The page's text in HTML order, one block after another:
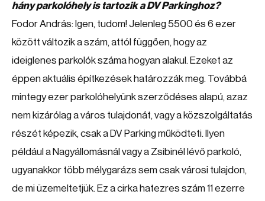
hány parkolóhely is tartozik a DV Parkinghoz?
Fodor András: Igen, tudom! Jelenleg 5500 és 6 ezer
között változik a szám, attól függően, hogy az
ideiglenes parkolók száma hogyan alakul. Ezeket az
éppen aktuális építkezések határozzák meg. Továbbá
mintegy ezer parkolóhelyünk szerződéses alapú, azaz
nem kizárólag a város tulajdonát, vagy a közszolgáltatás
részét képezik, csak a DV Parking működteti. Ilyen
például a Nagyállomásnál vagy a Zsibinél lévő parkoló,
ugyanakkor több mélygarázs sem csak városi tulajdon,
de mi üzemeltetjük. Ez a cirka hatezres szám 11 ezerre